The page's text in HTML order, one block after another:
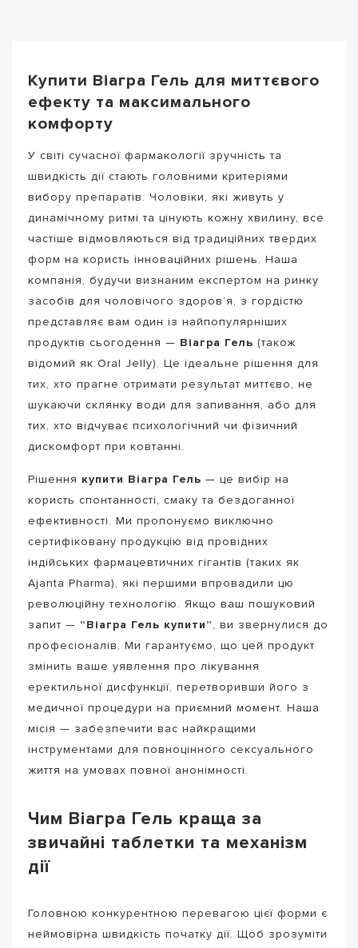
Купити Віагра Гель для миттєвого
ефекту та максимального
комфорту
У світі сучасної фармакології зручність та
швидкість дії стають головними критеріями
вибору препаратів. Чоловіки, які живуть у
динамічному ритмі та цінують кожну хвилину, все
частіше відмовляються від традиційних твердих
форм на користь інноваційних рішень. Наша
компанія, будучи визнаним експертом на ринку
засобів для чоловічого здоров’я, з гордістю
представляє вам один із найпопулярніших
продуктів сьогодення — Віагра Гель (також
відомий як Oral Jelly). Це ідеальне рішення для
тих, хто прагне отримати результат миттєво, не
шукаючи склянку води для запивання, або для
тих, хто відчуває психологічний чи фізичний
дискомфорт при ковтанні.
Рішення купити Віагра Гель — це вибір на
користь спонтанності, смаку та бездоганної
ефективності. Ми пропонуємо виключно
сертифіковану продукцію від провідних
індійських фармацевтичних гігантів (таких як
Ajanta Pharma), які першими впровадили цю
революційну технологію. Якщо ваш пошуковий
запит — “Віагра Гель купити”, ви звернулися до
професіоналів. Ми гарантуємо, що цей продукт
змінить ваше уявлення про лікування
еректильної дисфункції, перетворивши його з
медичної процедури на приємний момент. Наша
місія — забезпечити вас найкращими
інструментами для повноцінного сексуального
життя на умовах повної анонімності.
Чим Віагра Гель краща за
звичайні таблетки та механізм
дії
Головною конкурентною перевагою цієї форми є
неймовірна швидкість початку дії. Щоб зрозуміти